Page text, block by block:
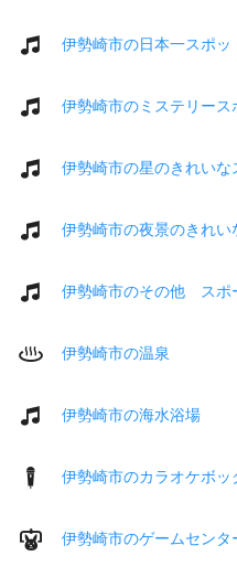
伊勢崎市の日本一スポッ
伊勢崎市のミステリース
伊勢崎市の星のきれいな
伊勢崎市の夜景のきれい
伊勢崎市のその他 スポ
伊勢崎市の温泉
伊勢崎市の海水浴場
伊勢崎市のカラオケボッ
伊勢崎市のゲームセンタ